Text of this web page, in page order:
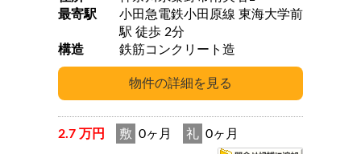
最寄駅
小田急電鉄小田原線 東海大学前
駅 徒歩 2分
構造
鉄筋コンクリート造
2.7 万円 敷 0ヶ月 礼 0ヶ月